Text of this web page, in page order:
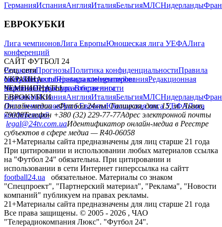
ГерманияИспанияАнглияИталияБельгияМЛСНидерланды
ЕВРОКУБКИ
Лига чемпионовЛига ЕвропыЮношеская лига УЕФАЛига
конференций
САЙТ ФУТБОЛ 24
РедакцияПрогнозыПолитика конфиденциальностиПравила
сайтуКонтактыПравила комментированияРедакционная
политикаСтруктура собственности
Соц. сети
facebookxyoutubeinstagramtelegramviber
УКРАИНА
УкраинаПервая лигаВторая лига
ЧЕМПИОНАТЫ
ГерманияИспанияАнглияИталияБельгияМЛСНидерланды
ЕВРОКУБКИ
Лига чемпионовЛига ЕвропыЮношеская лига УЕФАЛига
конференций
Онлайн-медиа «Футбол 24»пл. Галицкая, дом. 15, м. Львов,
79008Телефон +380 (32) 229-77-77Адрес электронной почты
legal@24tv.com.uaИдентификатор онлайн-медиа в Реестре
субъектов в сфере медиа — R40-06058
21+Материалы сайта предназначены для лиц старше 21 года
При цитировании и использовании любых материалов ссылка
на "Футбол 24" обязательна. При цитировании и
использовании в сети Интернет гиперссылка на сайтт
football24.ua
обязательное. Материалы со знаком
"Спецпроект", "Партнерский материал", "Реклама", "Новости
компаний" публикуем на правах рекламы.
21+Материалы сайта предназначены для лиц старше 21 года
Все права защищены. © 2005 - 2026 , ЧАО
"Телерадиокомпания Люкс". "Футбол 24".